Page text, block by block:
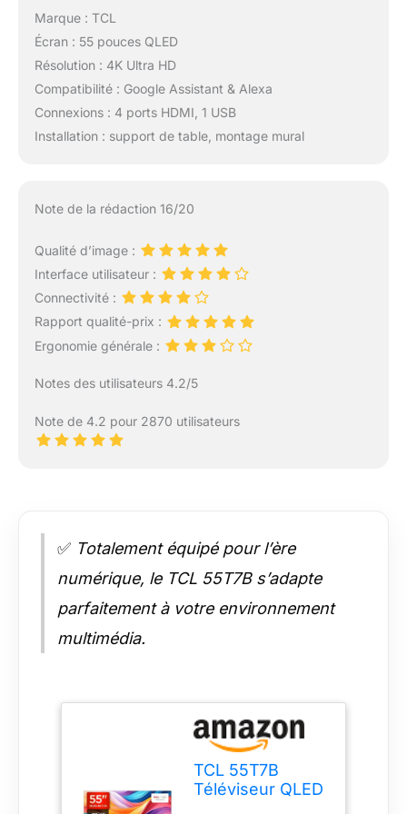
Marque : TCL
Écran : 55 pouces QLED
Résolution : 4K Ultra HD
Compatibilité : Google Assistant & Alexa
Connexions : 4 ports HDMI, 1 USB
Installation : support de table, montage mural
Note de la rédaction 16/20
Qualité d’image :
Interface utilisateur :
Connectivité :
Rapport qualité-prix :
Ergonomie générale :
Notes des utilisateurs 4.2/5
Note de 4.2 pour 2870 utilisateurs
✅ Totalement équipé pour l’ère
numérique, le TCL 55T7B s’adapte
parfaitement à votre environnement
multimédia.
TCL 55T7B
Téléviseur QLED